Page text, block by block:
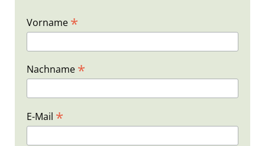
Vorname *
Nachname *
E-Mail *